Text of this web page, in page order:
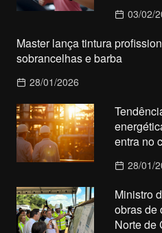
03/02/
Master lança tintura
sobrancelhas e barba
28/01/2026
entra no
28/01/
Ministro
obras de
Norte de